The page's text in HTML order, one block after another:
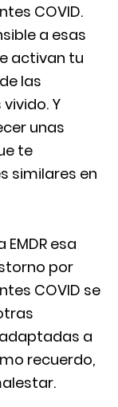
COVID.
a esas
activan tu
las
Y
unas
te
similares en
esa
por
COVID se
a
recuerdo,